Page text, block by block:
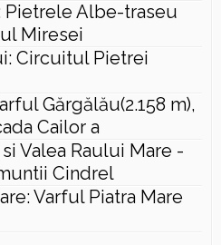
Pietrele Albe-traseu
Miresei
Circuitul Pietrei
Gărgălău(2.158 m),
Cailor a
Valea Raului Mare -
Cindrel
Varful Piatra Mare